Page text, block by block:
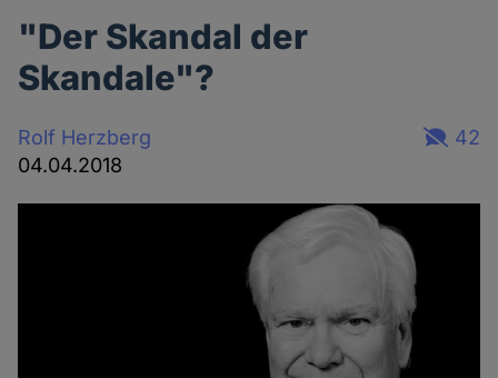
"Der Skandal der
Skandale"?
Rolf Herzberg
04.04.2018
42